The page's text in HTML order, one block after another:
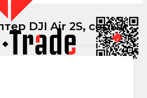
DJI Air 2S, серый